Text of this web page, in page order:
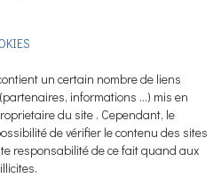
un certain nombre de liens
informations …) mis en
du site . Cependant, le
de vérifier le contenu des sites
responsabilité de ce fait quand aux